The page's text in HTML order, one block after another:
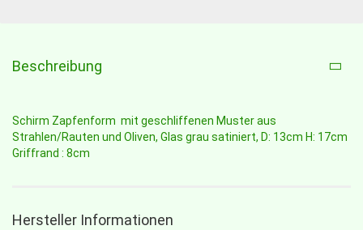
Beschreibung
Schirm Zapfenform mit geschliffenen Muster aus
Strahlen/Rauten und Oliven, Glas grau satiniert, D: 13cm H: 17cm
Griffrand : 8cm
Hersteller Informationen